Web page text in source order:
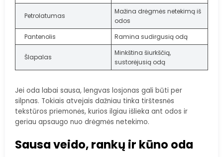
Petrolatumas
Mažina drėgmės netekimą iš
odos
Pantenolis
Ramina sudirgusią odą
Šlapalas
Minkština šiurkščią,
sustorėjusią odą
Jei oda labai sausa, lengvas losjonas gali būti per
silpnas. Tokiais atvejais dažniau tinka tirštesnės
tekstūros priemonės, kurios ilgiau išlieka ant odos ir
geriau apsaugo nuo drėgmės netekimo.
Sausa veido, rankų ir kūno oda